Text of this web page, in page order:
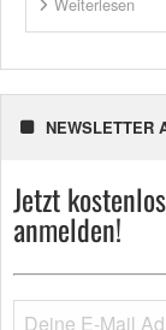
NEWSLETTER
Jetzt
anmelden!